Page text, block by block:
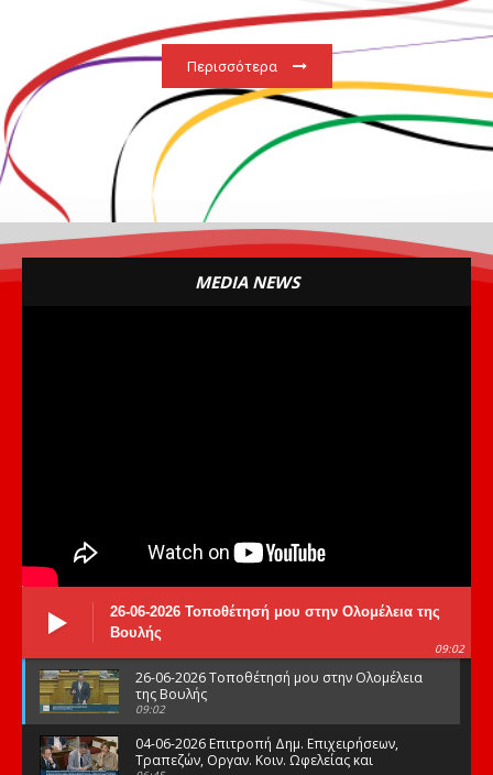
Περισσότερα
MEDIA NEWS
26-06-2026 Τοποθέτησή μου στην Ολομέλεια της
Βουλής
09:02
26-06-2026 Τοποθέτησή μου στην Ολομέλεια
της Βουλής
09:02
04-06-2026 Επιτροπή Δημ. Επιχειρήσεων,
Τραπεζών, Οργαν. Κοιν. Ωφελείας και